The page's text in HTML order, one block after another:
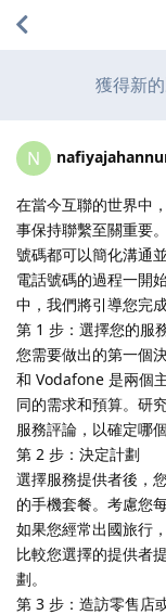
獲得新
N
在當今互聯的世界中
事保持聯繫至關重要
號碼都可以簡化溝通
電話號碼的過程一開
中，我們將引導您完
第 1 步：選擇您的服
您需要做出的第一個
和 Vodafone 是兩個
同的需求和預算。研
服務評論，以確定哪
第 2 步：決定計劃
選擇服務提供者後，
的手機套餐。考慮您
如果您經常出國旅行
比較您選擇的提供者
劃。
第 3 步：造訪零售店